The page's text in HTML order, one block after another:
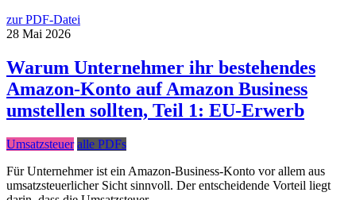
zur PDF-Datei
28 Mai 2026
Warum Unternehmer ihr bestehendes
Amazon-Konto auf Amazon Business
umstellen sollten, Teil 1: EU-Erwerb
Umsatzsteuer alle PDFs
Für Unternehmer ist ein Amazon-Business-Konto vor allem aus
umsatzsteuerlicher Sicht sinnvoll. Der entscheidende Vorteil liegt